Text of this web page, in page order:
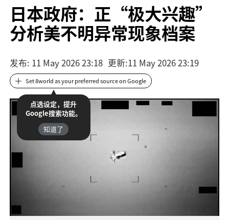
日本政府：正“极大兴趣”
分析美不明异常现象档案
发布: 11 May 2026 23:18 更新:11 May 2026 23:19
Set 8world as your preferred source on Google
点选设定，提升
Google搜索功能。
知道了